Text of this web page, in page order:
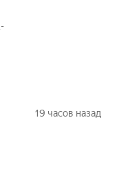
19 часов назад